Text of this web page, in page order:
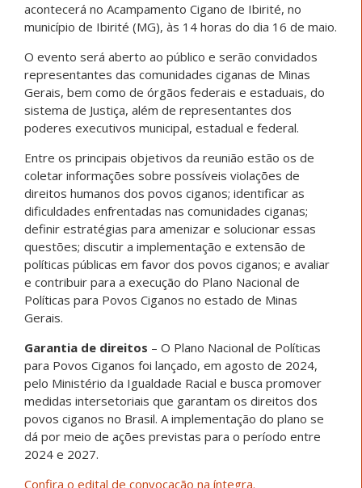
acontecerá no Acampamento Cigano de Ibirité, no
município de Ibirité (MG), às 14 horas do dia 16 de maio.
O evento será aberto ao público e serão convidados
representantes das comunidades ciganas de Minas
Gerais, bem como de órgãos federais e estaduais, do
sistema de Justiça, além de representantes dos
poderes executivos municipal, estadual e federal.
Entre os principais objetivos da reunião estão os de
coletar informações sobre possíveis violações de
direitos humanos dos povos ciganos; identificar as
dificuldades enfrentadas nas comunidades ciganas;
definir estratégias para amenizar e solucionar essas
questões; discutir a implementação e extensão de
políticas públicas em favor dos povos ciganos; e avaliar
e contribuir para a execução do Plano Nacional de
Políticas para Povos Ciganos no estado de Minas
Gerais.
Garantia de direitos – O Plano Nacional de Políticas
para Povos Ciganos foi lançado, em agosto de 2024,
pelo Ministério da Igualdade Racial e busca promover
medidas intersetoriais que garantam os direitos dos
povos ciganos no Brasil. A implementação do plano se
dá por meio de ações previstas para o período entre
2024 e 2027.
Confira o edital de convocação na íntegra.